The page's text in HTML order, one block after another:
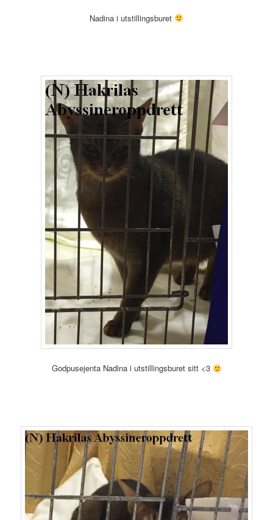
Nadina i utstillingsburet
Godpusejenta Nadina i utstillingsburet sitt <3